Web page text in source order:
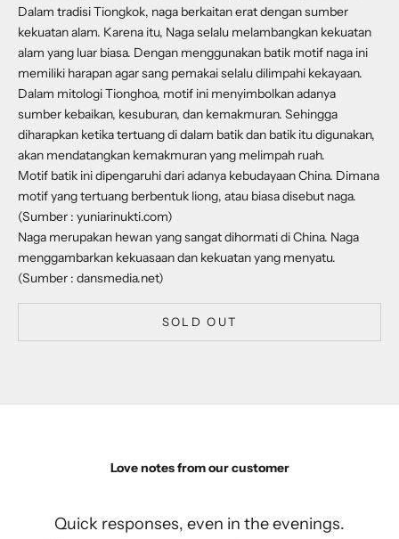
Dalam tradisi Tiongkok, naga berkaitan erat dengan sumber
kekuatan alam. Karena itu, Naga selalu melambangkan kekuatan
alam yang luar biasa. Dengan menggunakan batik motif naga ini
memiliki harapan agar sang pemakai selalu dilimpahi kekayaan.
Dalam mitologi Tionghoa, motif ini menyimbolkan adanya
sumber kebaikan, kesuburan, dan kemakmuran. Sehingga
diharapkan ketika tertuang di dalam batik dan batik itu digunakan,
akan mendatangkan kemakmuran yang melimpah ruah.
Motif batik ini dipengaruhi dari adanya kebudayaan China. Dimana
motif yang tertuang berbentuk liong, atau biasa disebut naga.
(Sumber : yuniarinukti.com)
Naga merupakan hewan yang sangat dihormati di China. Naga
menggambarkan kekuasaan dan kekuatan yang menyatu.
(Sumber : dansmedia.net)
SOLD OUT
Love notes from our customer
Quick responses, even in the evenings.